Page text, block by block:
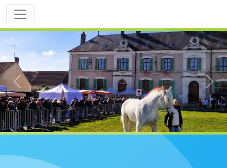
Previous Next